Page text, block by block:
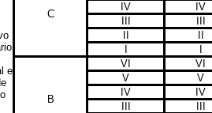
e
C
IV
IV
B
VI
VI
V
V
IV
IV